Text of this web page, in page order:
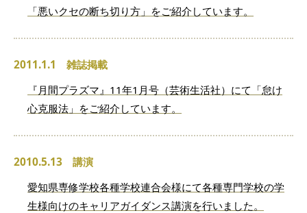
「悪いクセの断ち切り方」をご紹介しています。
2011.1.1 雑誌掲載
『月間プラズマ』11年1月号（芸術生活社）にて「怠け
心克服法」をご紹介しています。
2010.5.13 講演
愛知県専修学校各種学校連合会様にて各種専門学校の学
生様向けのキャリアガイダンス講演を行いました。